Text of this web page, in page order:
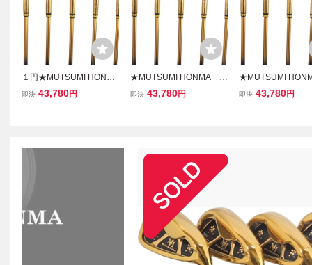
１円★MUTSUMI HONMA
ムツミ ホンマ 本間
即決 43,780円
★MUTSUMI HONMA ム
ツミ ホンマ 本間睦 M
即決 43,780円
★MUTSUMI
ツミ ホンマ 本
即決 43,780円